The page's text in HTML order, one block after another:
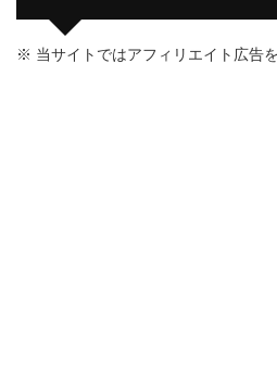
※ 当サイトではアフィリエイト広告